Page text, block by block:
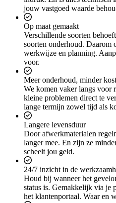
jouw vastgoed waarde
Op maat gemaakt
Verschillende soorten
soorten onderhoud. Daarom
werkwijze en planning.
voor.
Meer onderhoud, minder
We komen vaker langs voor
kleine problemen direct te
lange termijn zowel tijd als
Langere levensduur
Door afwerkmaterialen
langer mee. En zijn ze
scheelt jou geld.
24/7 inzicht in de
Houd bij wanneer het
status is. Gemakkelijk via je
het klantenportaal. Waar en